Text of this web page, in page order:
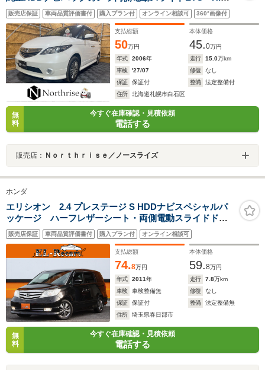
ヘッドライト キーレス 車検令和9年7月
販売店保証 車両品質評価書付 購入プラン付 オンライン相談可 360°画像付
支払総額
50万円
本体価格
45.0万円
年式
2006年 走行 15.0万km
車検
'27/07 修復
なし
保証
保証付 整備
法定整備付
住所
北海道札幌市白石区
無
料
今すぐ在庫確認・見積依頼
電話する
販売店： Ｎｏｒｔｈｒｉｓｅ／ノースライズ
ホンダ
エリシオン 2.4 プレステージ S HDDナビスペシャルパ
ッケージ ハーフレザーシート・両側電動スライドド
ア・フリップダウンモニター・バックカメラ・スマート
キー・ウッドコンビハンドル・ETC・HIDヘッドライト・
オートA/C・HDDナビ・ドアバイザー・純正17インチア
販売店保証 車両品質評価書付 購入プラン付 オンライン相談可
支払総額
74.8万円
本体価格
59.8万円
年式
2011年 走行 7.8万km
車検
車検整備無 修復
なし
保証
保証付 整備
法定整備無
住所
埼玉県春日部市
無
料
今すぐ在庫確認・見積依頼
電話する